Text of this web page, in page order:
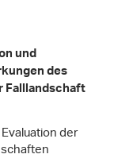
und
des
Falllandschaft
der